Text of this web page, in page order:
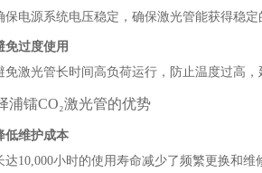
保电源系统电压稳定，确保激光管能获得稳
免过度使用
免激光管长时间高负荷运行，防止温度过高
浦镭CO₂激光管的优势
低维护成本
达10,000小时的使用寿命减少了频繁更换和维